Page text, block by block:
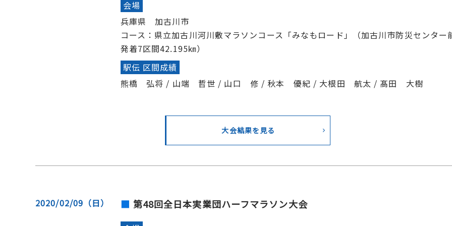
会場
兵庫県 加古川市
コース：県立加古川河川敷マラソンコース「みなもロード」（加古川市防災センター
発着7区間42.195㎞）
駅伝 区間成績
熊橋 弘将 / 山端 哲世 / 山口 修 / 秋本 優紀 / 大根田 航太 / 髙田 大樹
大会結果を見る
2020/02/09（日） 第48回全日本実業団ハーフマラソン大会